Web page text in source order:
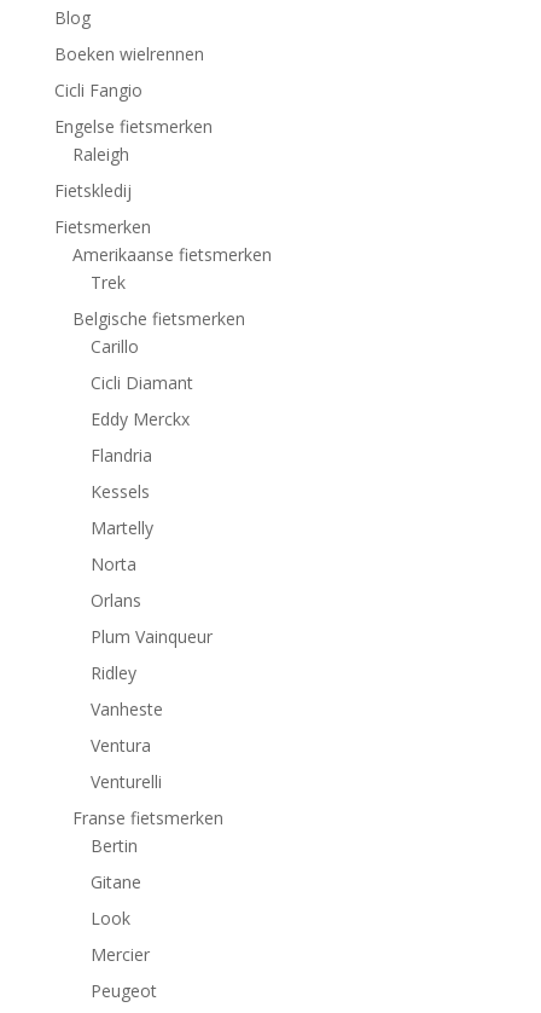
Blog
Boeken wielrennen
Cicli Fangio
Engelse fietsmerken
Raleigh
Fietskledij
Fietsmerken
Amerikaanse fietsmerken
Trek
Belgische fietsmerken
Carillo
Cicli Diamant
Eddy Merckx
Flandria
Kessels
Martelly
Norta
Orlans
Plum Vainqueur
Ridley
Vanheste
Ventura
Venturelli
Franse fietsmerken
Bertin
Gitane
Look
Mercier
Peugeot